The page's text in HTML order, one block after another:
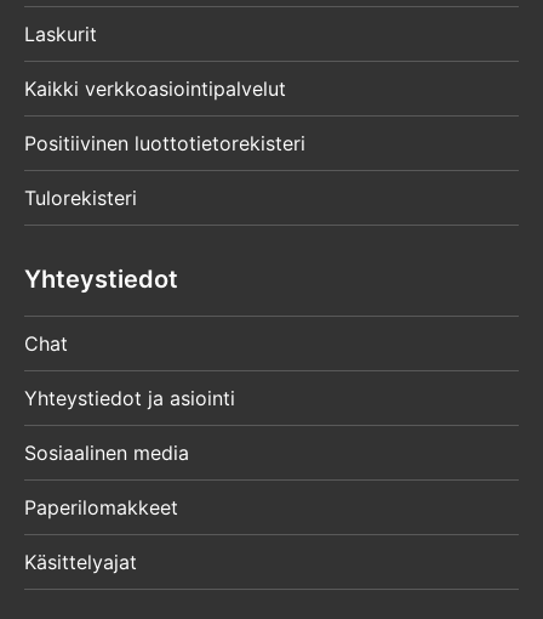
Laskurit
Kaikki verkkoasiointipalvelut
Positiivinen luottotietorekisteri
Tulorekisteri
Yhteystiedot
Chat
Yhteystiedot ja asiointi
Sosiaalinen media
Paperilomakkeet
Käsittelyajat